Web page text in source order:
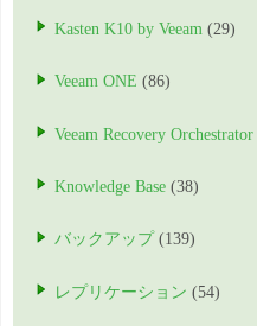
Kasten K10 by Veeam (29)
Veeam ONE (86)
Veeam Recovery Orchestrator
Knowledge Base (38)
バックアップ (139)
レプリケーション (54)